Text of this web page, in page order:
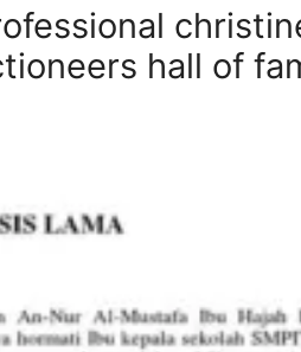
hall of